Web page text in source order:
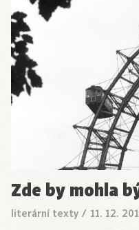
Zde by mohla
literární texty / 11. 12.